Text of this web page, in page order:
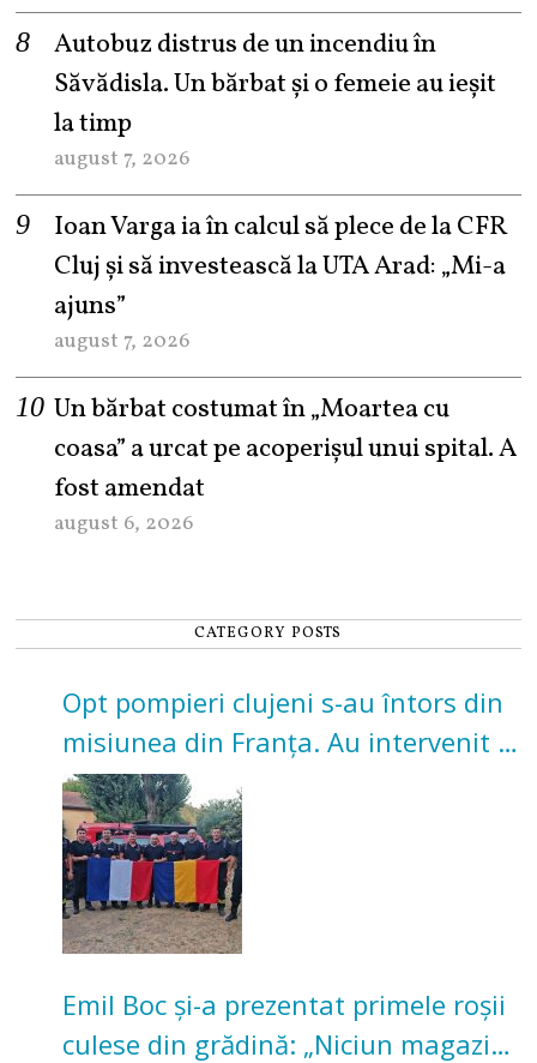
Autobuz distrus de un incendiu în
Săvădisla. Un bărbat și o femeie au ieșit
la timp
august 7, 2026
Ioan Varga ia în calcul să plece de la CFR
Cluj și să investească la UTA Arad: „Mi-a
ajuns”
august 7, 2026
Un bărbat costumat în „Moartea cu
coasa” a urcat pe acoperișul unui spital. A
fost amendat
august 6, 2026
CATEGORY POSTS
Opt pompieri clujeni s-au întors din
misiunea din Franța. Au intervenit la
incendii de vegetație și pădure
Emil Boc și-a prezentat primele roșii
culese din grădină: „Niciun magazin